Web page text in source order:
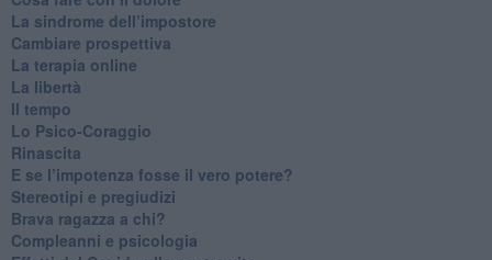
​La sindrome dell’impostore
​Cambiare prospettiva
La terapia online
La libertà
​Il tempo
​Lo Psico-Coraggio
Rinascita
​E se l’impotenza fosse il vero potere?
Stereotipi e pregiudizi
​Brava ragazza a chi?
​Compleanni e psicologia